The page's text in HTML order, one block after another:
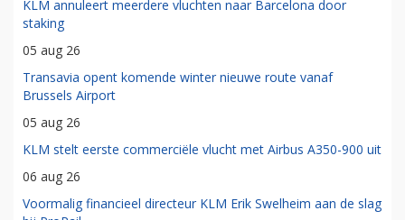
KLM annuleert meerdere vluchten naar Barcelona door
staking
05 aug 26
Transavia opent komende winter nieuwe route vanaf
Brussels Airport
05 aug 26
KLM stelt eerste commerciële vlucht met Airbus A350-900 uit
06 aug 26
Voormalig financieel directeur KLM Erik Swelheim aan de slag